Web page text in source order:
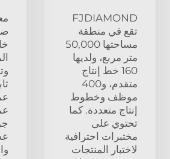
FJDIAMOND
تقع في منطقة
مساحتها 50,000
متر مربع، ولديها
160 خط إنتاج
متقدم، و400
موظف وخطوط
إنتاج متعددة. كما
تحتوي على
مختبرات احترافية
لاختبار المنتجات